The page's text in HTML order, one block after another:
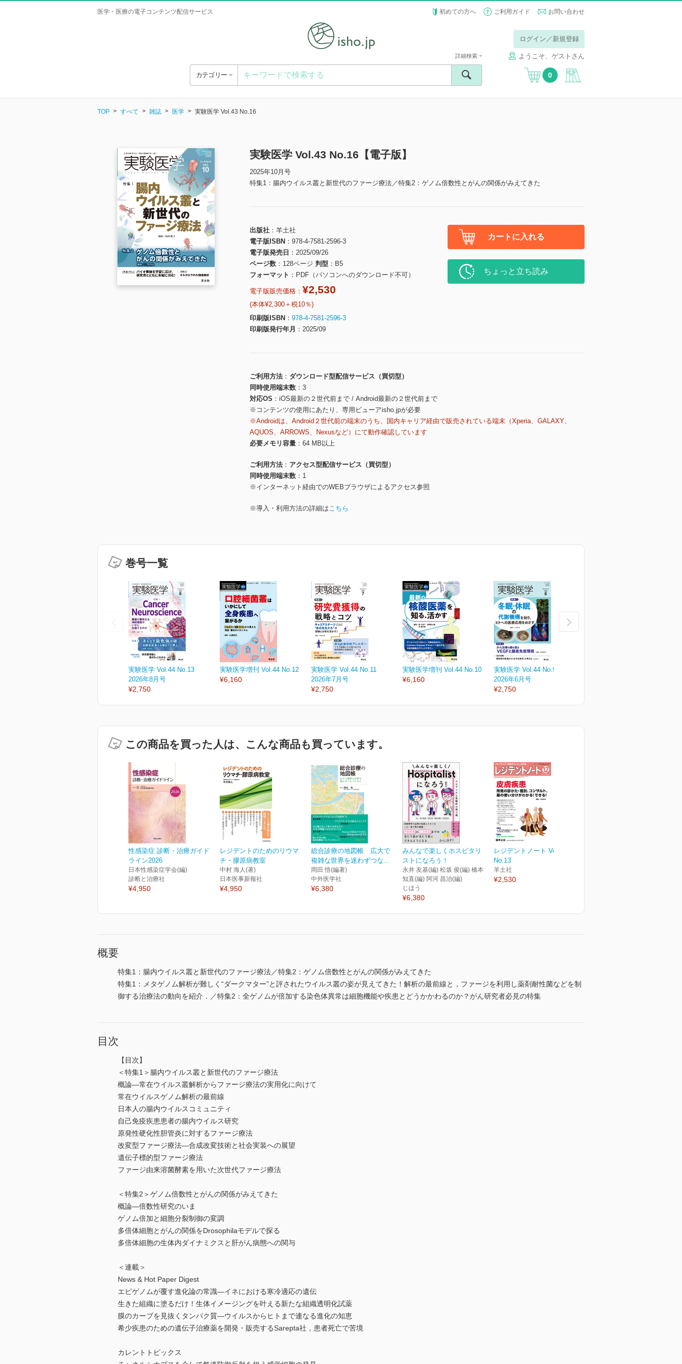
医学・医療の電子コンテンツ配信サービス 初めての方へ ご利用ガイド お問い合わせ
ログイン／新規登録
ようこそ、ゲストさん
カテゴリー
詳細検索
0
TOP すべて 雑誌 医学 実験医学 Vol.43 No.16
実験医学 Vol.43 No.16【電子版】
2025年10月号
特集1：腸内ウイルス叢と新世代のファージ療法／特集2：ゲノム倍数性とがんの関係がみえてきた
出版社
羊土社
電子版ISBN
978-4-7581-2596-3
電子版発売日
2025/09/26
ページ数
128ページ 判型
B5
フォーマット
PDF（パソコンへのダウンロード不可）
電子版販売価格： ¥2,530
(本体¥2,300＋税10％)
印刷版ISBN
978-4-7581-2596-3
印刷版発行年月
2025/09
カートに入れる
ちょっと立ち読み
ご利用方法
ダウンロード型配信サービス（買切型）
同時使用端末数
3
対応OS
iOS最新の２世代前まで / Android最新の２世代前まで
※コンテンツの使用にあたり、専用ビューアisho.jpが必要
※Androidは、Android２世代前の端末のうち、国内キャリア経由で販売されている端末（Xperia、GALAXY、
AQUOS、ARROWS、Nexusなど）にて動作確認しています
必要メモリ容量
64 MB以上
ご利用方法
アクセス型配信サービス（買切型）
同時使用端末数
1
※インターネット経由でのWEBブラウザによるアクセス参照
※導入・利用方法の詳細はこちら
巻号一覧
実験医学 Vol.44 No.13
2026年8月号
¥2,750
実験医学増刊 Vol.44 No.12
¥6,160
実験医学 Vol.44 No.11
2026年7月号
¥2,750
実験医学増刊 Vol.44 No.10
¥6,160
実験医学 Vol.44 No.9
2026年6月号
¥2,750
この商品を買った人は、こんな商品も買っています。
性感染症 診断・治療ガイド
ライン2026
日本性感染症学会(編)
診断と治療社
¥4,950
レジデントのためのリウマ
チ・膠原病教室
中村 海人(著)
日本医事新報社
¥4,950
総合診療の地図帳 広大で
複雑な世界を迷わずつな...
岡田 悟(編著)
中外医学社
¥6,380
みんなで楽しくホスピタリ
ストになろう！
永井 友基(編) 松坂 俊(編) 橋本
知直(編) 阿河 昌治(編)
じほう
¥6,380
レジデントノート Vol.27
No.13
羊土社
¥2,530
概要
特集1：腸内ウイルス叢と新世代のファージ療法／特集2：ゲノム倍数性とがんの関係がみえてきた
特集1：メタゲノム解析が難しく“ダークマター”と評されたウイルス叢の姿が見えてきた！解析の最前線と，ファージを利用し薬剤耐性菌などを制
御する治療法の動向を紹介．／特集2：全ゲノムが倍加する染色体異常は細胞機能や疾患とどうかかわるのか？がん研究者必見の特集
目次
【目次】
＜特集1＞腸内ウイルス叢と新世代のファージ療法
概論―常在ウイルス叢解析からファージ療法の実用化に向けて
常在ウイルスゲノム解析の最前線
日本人の腸内ウイルスコミュニティ
自己免疫疾患患者の腸内ウイルス研究
原発性硬化性胆管炎に対するファージ療法
改変型ファージ療法―合成改変技術と社会実装への展望
遺伝子標的型ファージ療法
ファージ由来溶菌酵素を用いた次世代ファージ療法
＜特集2＞ゲノム倍数性とがんの関係がみえてきた
概論―倍数性研究のいま
ゲノム倍加と細胞分裂制御の変調
多倍体細胞とがんの関係をDrosophilaモデルで探る
多倍体細胞の生体内ダイナミクスと肝がん病態への関与
＜連載＞
News & Hot Paper Digest
エピゲノムが覆す進化論の常識―イネにおける寒冷適応の遺伝
生きた組織に塗るだけ！生体イメージングを叶える新たな組織透明化試薬
膜のカーブを見抜くタンパク質―ウイルスからヒトまで連なる進化の知恵
希少疾患のための遺伝子治療薬を開発・販売するSarepta社，患者死亡で苦境
カレントトピックス